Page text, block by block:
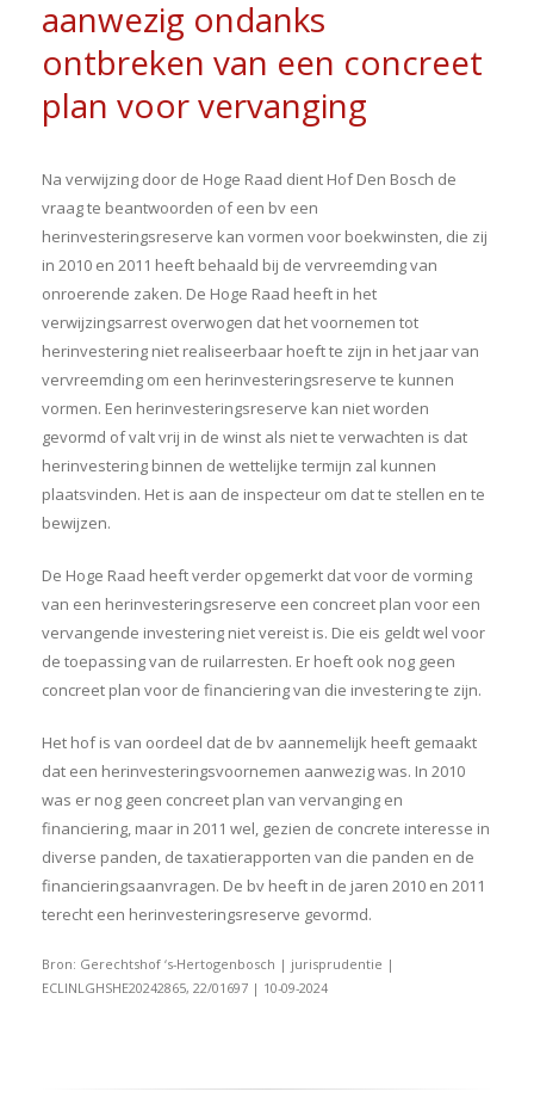
aanwezig ondanks
ontbreken van een concreet
plan voor vervanging
Na verwijzing door de Hoge Raad dient Hof Den Bosch de
vraag te beantwoorden of een bv een
herinvesteringsreserve kan vormen voor boekwinsten, die zij
in 2010 en 2011 heeft behaald bij de vervreemding van
onroerende zaken. De Hoge Raad heeft in het
verwijzingsarrest overwogen dat het voornemen tot
herinvestering niet realiseerbaar hoeft te zijn in het jaar van
vervreemding om een herinvesteringsreserve te kunnen
vormen. Een herinvesteringsreserve kan niet worden
gevormd of valt vrij in de winst als niet te verwachten is dat
herinvestering binnen de wettelijke termijn zal kunnen
plaatsvinden. Het is aan de inspecteur om dat te stellen en te
bewijzen.
De Hoge Raad heeft verder opgemerkt dat voor de vorming
van een herinvesteringsreserve een concreet plan voor een
vervangende investering niet vereist is. Die eis geldt wel voor
de toepassing van de ruilarresten. Er hoeft ook nog geen
concreet plan voor de financiering van die investering te zijn.
Het hof is van oordeel dat de bv aannemelijk heeft gemaakt
dat een herinvesteringsvoornemen aanwezig was. In 2010
was er nog geen concreet plan van vervanging en
financiering, maar in 2011 wel, gezien de concrete interesse in
diverse panden, de taxatierapporten van die panden en de
financieringsaanvragen. De bv heeft in de jaren 2010 en 2011
terecht een herinvesteringsreserve gevormd.
Bron: Gerechtshof ‘s-Hertogenbosch | jurisprudentie |
ECLINLGHSHE20242865, 22/01697 | 10-09-2024